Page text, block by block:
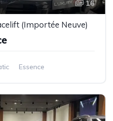
16
(Importée Neuve)
Essence